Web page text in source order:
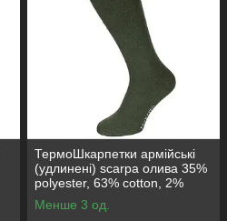
ТермоШкарпетки армійські
(удлинені) scarpa олива 35%
polyester, 63% cotton, 2%
spandex, оригінал Італія
Менше 3 од.